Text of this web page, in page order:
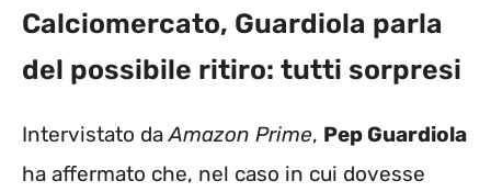
Calciomercato, Guardiola parla
del possibile ritiro: tutti sorpresi
Intervistato daAmazon Prime, Pep Guardiola
ha affermato che, nel caso in cui dovesse